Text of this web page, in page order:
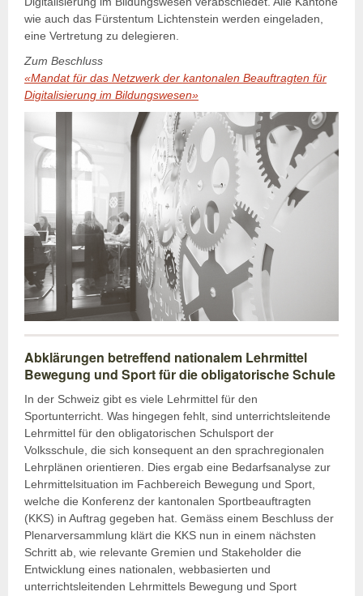
wie auch das Fürstentum Lichtenstein werden eingeladen,
eine Vertretung zu delegieren.
Zum Beschluss
«Mandat für das Netzwerk der kantonalen Beauftragten für
Digitalisierung im Bildungswesen»
Abklärungen betreffend nationalem Lehrmittel
Bewegung und Sport für die obligatorische Schule
In der Schweiz gibt es viele Lehrmittel für den
Sportunterricht. Was hingegen fehlt, sind unterrichtsleitende
Lehrmittel für den obligatorischen Schulsport der
Volksschule, die sich konsequent an den sprachregionalen
Lehrplänen orientieren. Dies ergab eine Bedarfsanalyse zur
Lehrmittelsituation im Fachbereich Bewegung und Sport,
welche die Konferenz der kantonalen Sportbeauftragten
(KKS) in Auftrag gegeben hat. Gemäss einem Beschluss der
Plenarversammlung klärt die KKS nun in einem nächsten
Schritt ab, wie relevante Gremien und Stakeholder die
Entwicklung eines nationalen, webbasierten und
unterrichtsleitenden Lehrmittels Bewegung und Sport